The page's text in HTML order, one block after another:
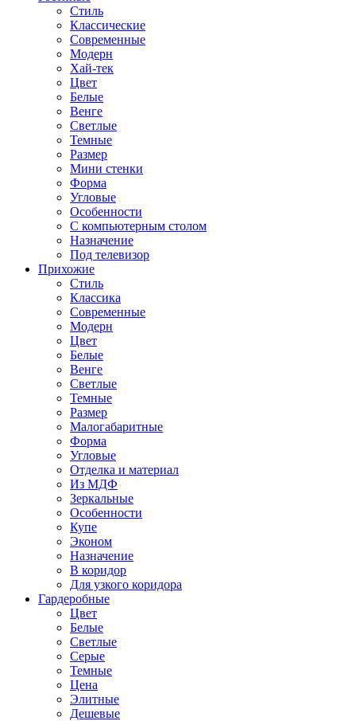
Стиль
Классические
Современные
Модерн
Хай-тек
Цвет
Белые
Венге
Светлые
Темные
Размер
Мини стенки
Форма
Угловые
Особенности
С компьютерным столом
Назначение
Под телевизор
Прихожие
Стиль
Классика
Современные
Модерн
Цвет
Белые
Венге
Светлые
Темные
Размер
Малогабаритные
Форма
Угловые
Отделка и материал
Из МДФ
Зеркальные
Особенности
Купе
Эконом
Назначение
В коридор
Для узкого коридора
Гардеробные
Цвет
Белые
Светлые
Серые
Темные
Цена
Элитные
Дешевые